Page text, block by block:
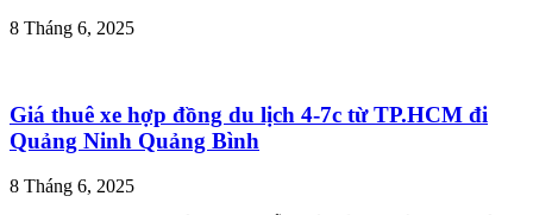
8 Tháng 6, 2025
Giá thuê xe hợp đồng du lịch 4-7c từ TP.HCM đi
Quảng Ninh Quảng Bình
8 Tháng 6, 2025